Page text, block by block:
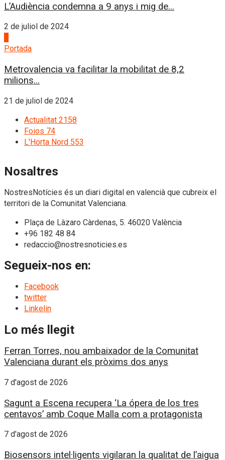
L’Audiència condemna a 9 anys i mig de...
2 de juliol de 2024
Portada
Metrovalencia va facilitar la mobilitat de 8,2
milions...
21 de juliol de 2024
Actualitat 2158
Foios 74
L'Horta Nord 553
Nosaltres
NostresNotícies és un diari digital en valencià que cubreix el
territori de la Comunitat Valenciana.
Plaça de Làzaro Càrdenas, 5. 46020 València
+96 182 48 84
redaccio@nostresnoticies.es
Segueix-nos en:
Facebook
twitter
Linkelin
Lo més llegit
Ferran Torres, nou ambaixador de la Comunitat
Valenciana durant els pròxims dos anys
7 d'agost de 2026
Sagunt a Escena recupera ‘La ópera de los tres
centavos’ amb Coque Malla com a protagonista
7 d'agost de 2026
Biosensors intel·ligents vigilaran la qualitat de l’aigua